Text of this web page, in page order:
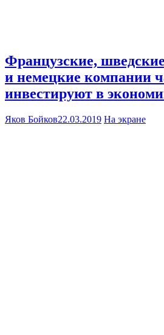
Французские,
и немецкие компании
инвестируют в
Яков Бойков22.03.2019 На экране